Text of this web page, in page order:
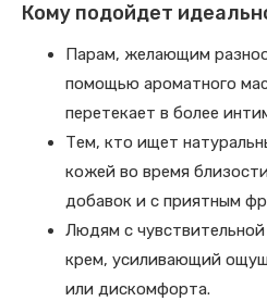
Кому подойдет
Парам, желающим
помощью ароматного
перетекает в более
Тем, кто ищет
кожей во время
добавок и с приятным
Людям с
крем, усиливающий
или дискомфорта.